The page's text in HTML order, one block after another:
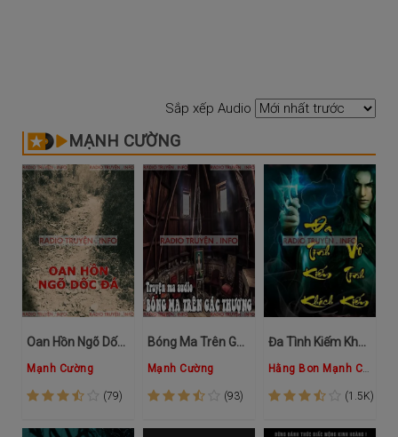
Sắp xếp Audio
MẠNH CƯỜNG
Oan Hồn Ngõ Dốc Đá
Mạnh Cường
(79)
Bóng Ma Trên Gác Thượng
Mạnh Cường
(93)
Đa Tình Kiếm Khách Vô Tình Kiếm
Hằng Bon Mạnh Cường
(1.5K)